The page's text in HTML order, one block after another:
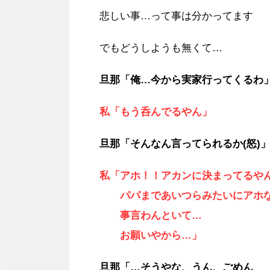
悲しい事…って事は分かってます
でもどうしようも無くて…
旦那「俺…今から実家行ってくるわ」
私「もう呑んでるやん」
旦那「そんなん言ってられるか(怒)」
私「アホ！！アカンに決まってるや
パパまであいつらみたいにアホ
事言わんといて…
お願いやから…」
旦那「…そうやな、うん、ごめん